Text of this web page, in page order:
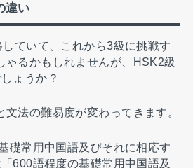
違い
ていて、これから3級に挑戦す
ゃるかもしれませんが、HSK2級
ょうか？
法の難易度が変わってきます。
礎常用中国語及びそれに相応す
600語程度の基礎常用中国語及